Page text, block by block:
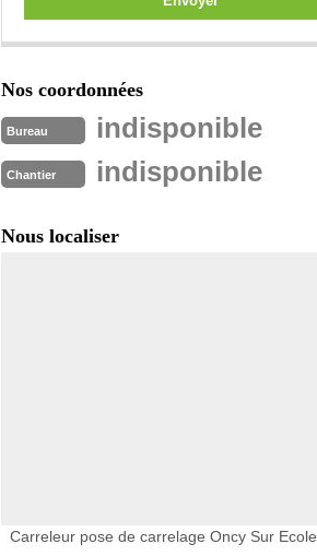
Nos coordonnées
Bureau indisponible
Chantier indisponible
Nous localiser
Carreleur pose de carrelage Oncy Sur Ecole